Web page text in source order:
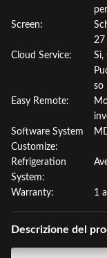
Screen:
27
Cloud Service:
Sì,
so
Easy Remote:
Software System
Customize:
Refrigeration
System:
Warranty: 1
Descrizione del